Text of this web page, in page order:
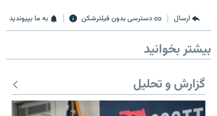
ارسال دسترسی بدون فیلترشکن به ما بپیوندید
بیشتر بخوانید
گزارش و تحلیل